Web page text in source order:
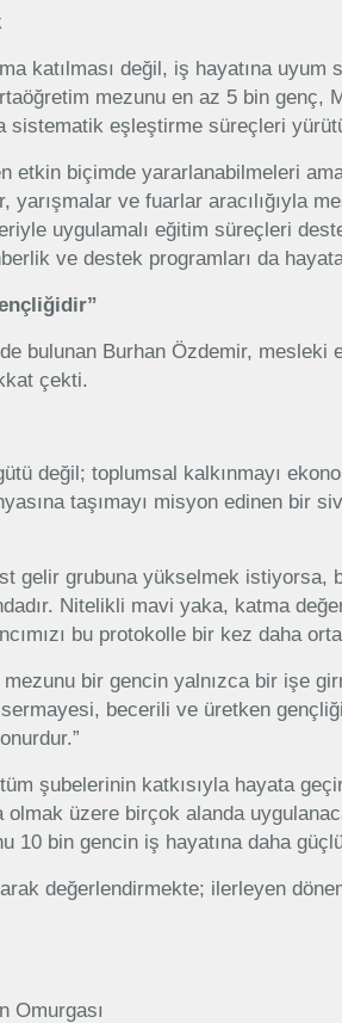
katılması değil, iş hayatına
mezunu en az 5 bin genç,
sistematik eşleştirme süreçleri
etkin biçimde yararlanabilmeleri
ve fuarlar aracılığıyla
uygulamalı eğitim süreçleri
ve destek programları da
bulunan Burhan Özdemir, mesleki
çekti.
değil; toplumsal kalkınmayı
taşımayı misyon edinen bir
gelir grubuna yükselmek istiyorsa,
Nitelikli mavi yaka, katma
bu protokolle bir kez daha
bir gencin yalnızca bir işe
becerili ve üretken
şubelerinin katkısıyla hayata
üzere birçok alanda
bin gencin iş hayatına daha
değerlendirmekte; ilerleyen
Omurgası